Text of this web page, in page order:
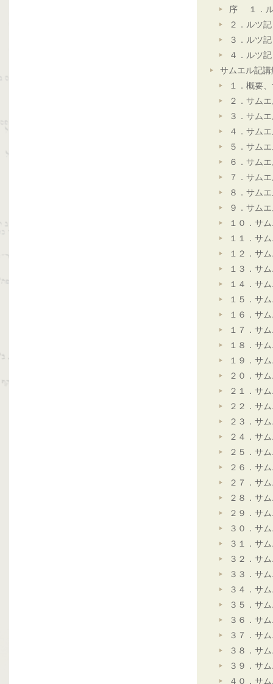
序 １．ル
２．ルツ
３．ルツ
４．ルツ
サムエル記講
１．概要
２．サム
３．サム
４．サム
５．サム
６．サム
７．サム
８．サム
９．サム
１０．サ
１１．サ
１２．サ
１３．サ
１４．サ
１５．サ
１６．サ
１７．サ
１８．サ
１９．サ
２０．サ
２１．サ
２２．サ
２３．サ
２４．サ
２５．サ
２６．サ
２７．サ
２８．サ
２９．サ
３０．サ
３１．サ
３２．サ
３３．サ
３４．サ
３５．サ
３６．サ
３７．サ
３８．サ
３９．サ
４０．サ